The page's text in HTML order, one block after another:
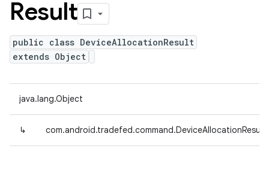
Result
public class DeviceAllocationResult
extends Object
java.lang.Object
↳ com.android.tradefed.command.DeviceAllocationResult